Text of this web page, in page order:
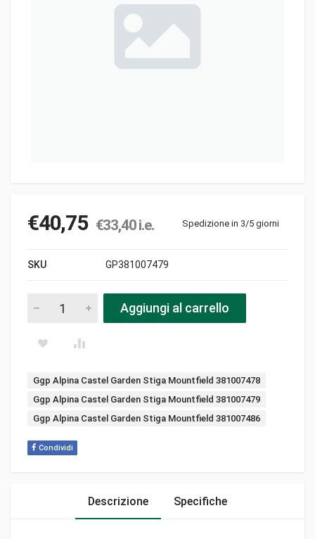
€40,75 €33,40i.e. Spedizione in 3/5 giorni
SKU GP381007479
Aggiungi al carrello
Tags:
Ggp Alpina Castel Garden Stiga Mountfield 381007478
Ggp Alpina Castel Garden Stiga Mountfield 381007479
Ggp Alpina Castel Garden Stiga Mountfield 381007486
Condividi
Descrizione Specifiche